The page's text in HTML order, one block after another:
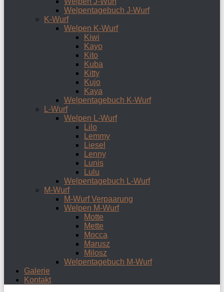
Welpentagebuch J-Wurf
K-Wurf
Welpen K-Wurf
Kiwi
Kayo
Kito
Kuba
Kitty
Kujo
Kaya
Welpentagebuch K-Wurf
L-Wurf
Welpen L-Wurf
Lilo
Lemmy
Liesel
Lenny
Lunis
Lulu
Welpentagebuch L-Wurf
M-Wurf
M-Wurf Verpaarung
Welpen M-Wurf
Motte
Mette
Mocca
Marusz
Milosz
Welpentagebuch M-Wurf
Galerie
Kontakt